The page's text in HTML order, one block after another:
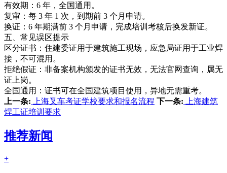
有效期：6 年，全国通用。
复审：每 3 年 1 次，到期前 3 个月申请。
换证：6 年期满前 3 个月申请，完成培训考核后换发新证。
五、常见误区提示
区分证书：住建委证用于建筑施工现场，应急局证用于工业焊
接，不可混用。
拒绝假证：非备案机构颁发的证书无效，无法官网查询，属无
证上岗。
全国通用：证书可在全国建筑项目使用，异地无需重考。
上一条: 上海叉车考证学校要求和报名流程 下一条: 上海建筑
焊工证培训要求
推荐新闻
+